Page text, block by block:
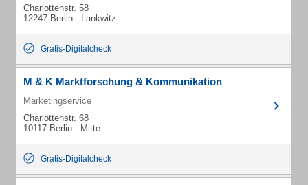
Charlottenstr. 58
12247 Berlin - Lankwitz
Gratis-Digitalcheck
M & K Marktforschung & Kommunikation
Marketingservice
Charlottenstr. 68
10117 Berlin - Mitte
Gratis-Digitalcheck